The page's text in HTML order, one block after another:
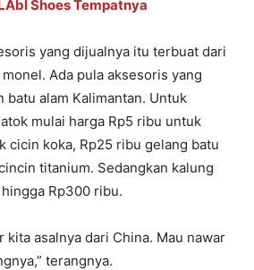
Shoes Tempatnya
yang dijualnya itu terbuat dari
Ada pula aksesoris yang
batu alam Kalimantan. Untuk
mulai harga Rp5 ribu untuk
cicin koka, Rp25 ribu gelang batu
titanium. Sedangkan kalung
Rp300 ribu.
kita asalnya dari China. Mau nawar
terangnya.